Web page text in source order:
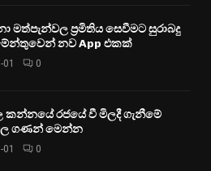
මත්පැන්වල ප්‍රමිතිය සෙවීමට සුරාබදු
නව App එකක්
0
කන්නයේ රජයේ වී මිලදී ගැනීමේ
ගණන් මෙන්න
01 0